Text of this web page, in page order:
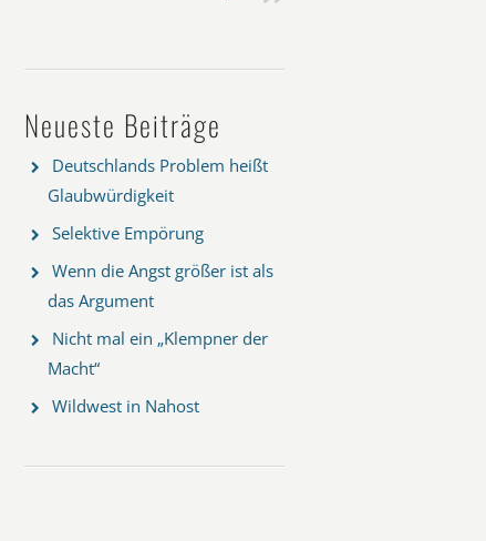
Neueste Beiträge
Deutschlands Problem heißt
Glaubwürdigkeit
Selektive Empörung
Wenn die Angst größer ist als
das Argument
Nicht mal ein „Klempner der
Macht“
Wildwest in Nahost